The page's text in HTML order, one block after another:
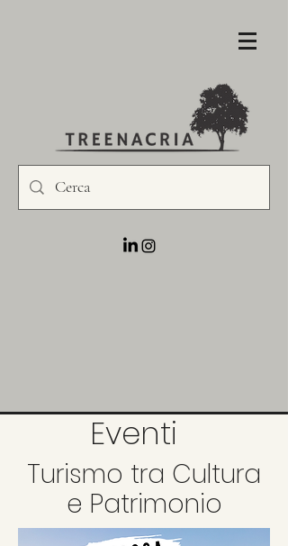
Eventi
Turismo tra Cultura
e Patrimonio